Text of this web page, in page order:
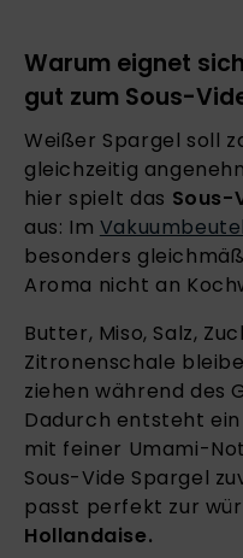
Warum eignet
gut zum Sous-
Weißer Spargel soll
gleichzeitig
hier spielt das Sous-
aus: Im Vakuumbeutel
besonders
Aroma nicht an
Butter, Miso, Salz,
Zitronenschale
ziehen während des
Dadurch entsteht
mit feiner Umami-
Sous-Vide Spargel
passt perfekt zur
Hollandaise.